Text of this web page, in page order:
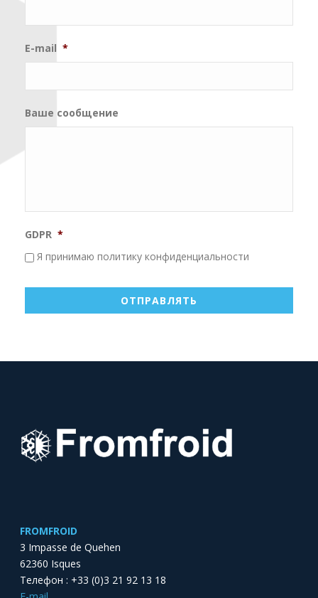
E-mail *
Ваше сообщение
GDPR *
Я принимаю политику конфиденциальности
FROMFROID
3 Impasse de Quehen
62360 Isques
Телефон : +33 (0)3 21 92 13 18